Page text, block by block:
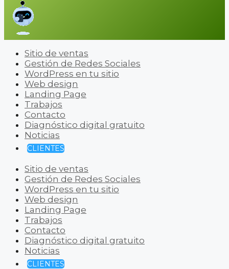
Sitio de ventas
Gestión de Redes Sociales
WordPress en tu sitio
Web design
Landing Page
Trabajos
Contacto
Diagnóstico digital gratuito
Noticias
CLIENTES
Sitio de ventas
Gestión de Redes Sociales
WordPress en tu sitio
Web design
Landing Page
Trabajos
Contacto
Diagnóstico digital gratuito
Noticias
CLIENTES